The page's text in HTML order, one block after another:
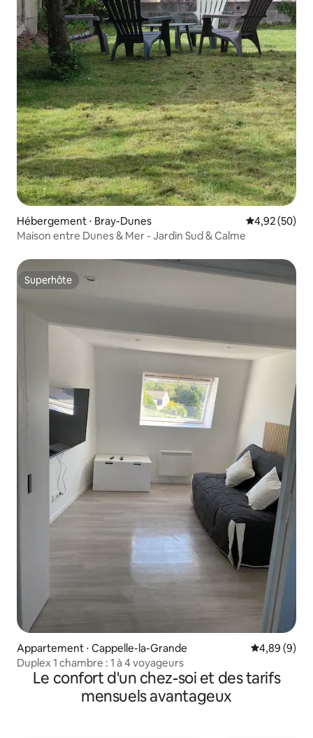
Hébergement ⋅ Bray-Dunes Évaluation
4,92 (50)
Maison entre Dunes & Mer - Jardin Sud & Calme
Superhôte
Superhôte
Appartement ⋅ Cappelle-la-Grande Évaluation
4,89 (9)
Duplex 1 chambre : 1 à 4 voyageurs
Le confort d'un chez-soi et des tarifs
mensuels avantageux